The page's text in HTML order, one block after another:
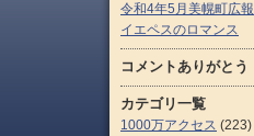
令和4年5月美幌町広報
イエペスのロマンス
コメントありがとう
カテゴリ一覧
1000万アクセス (223)